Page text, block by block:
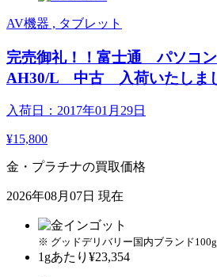
AV機器 , タブレット
完売御礼！！富士通 パソコ
AH30/L 中古 入荷いたしま
入荷日：2017年01月29日
¥15,800
金・プラチナの買取価格
2026年08月07日 現在
※ グッドデリバリー国内ブランド100g
1gあたり ¥23,354